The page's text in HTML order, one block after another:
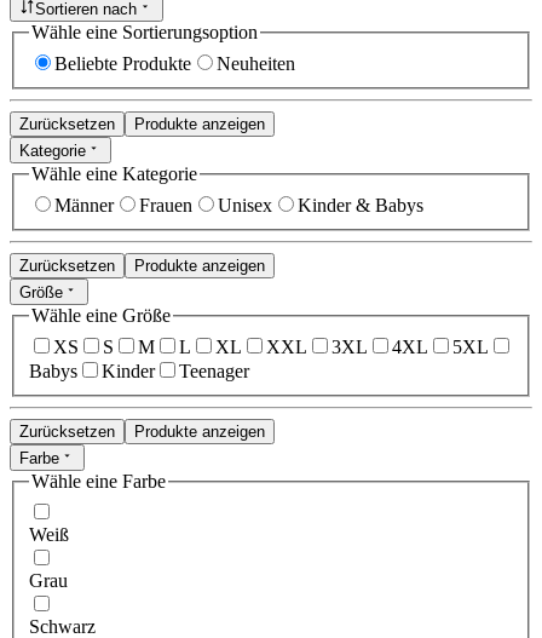
Sortieren nach
Wähle eine Sortierungsoption
Beliebte Produkte
Neuheiten
Zurücksetzen
Produkte anzeigen
Kategorie
Wähle eine Kategorie
Männer
Frauen Unisex Kinder & Babys
Zurücksetzen
Produkte anzeigen
Größe
Wähle eine Größe
XS
S M L XL XXL 3XL 4XL
5XL
Babys
Kinder Teenager
Zurücksetzen
Produkte anzeigen
Farbe
Wähle eine Farbe
Weiß
Grau
Schwarz